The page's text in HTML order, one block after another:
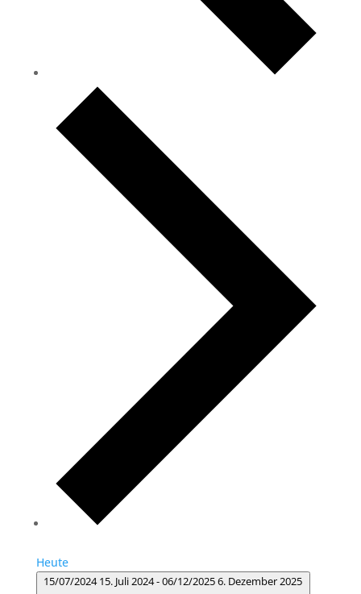
Heute
15/07/202415. Juli 2024-06/12/20256. Dezember 2025